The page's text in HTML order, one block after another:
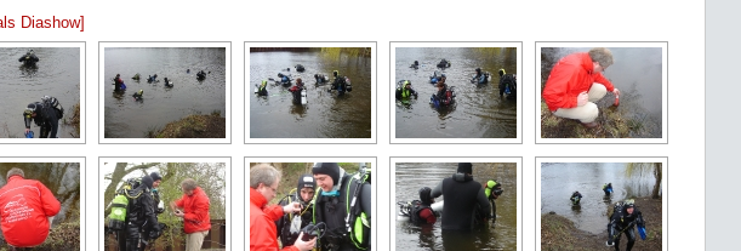
Diashow]